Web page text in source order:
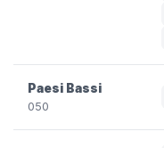
Paesi Bassi
050